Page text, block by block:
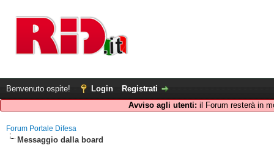
Benvenuto ospite! Login
Registrati
Avviso agli utenti: il Forum resterà in
Forum Portale Difesa
Messaggio dalla board